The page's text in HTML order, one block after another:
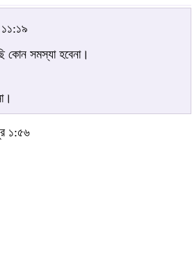
কোন সমস্যা হবেনা।
১:৫৬